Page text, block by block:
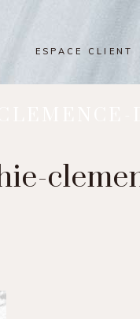
ESPACE CLIENT